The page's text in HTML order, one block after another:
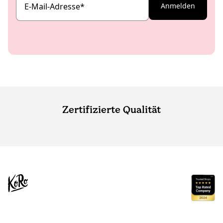
E-Mail-Adresse* Anmelden
Zertifizierte Qualität